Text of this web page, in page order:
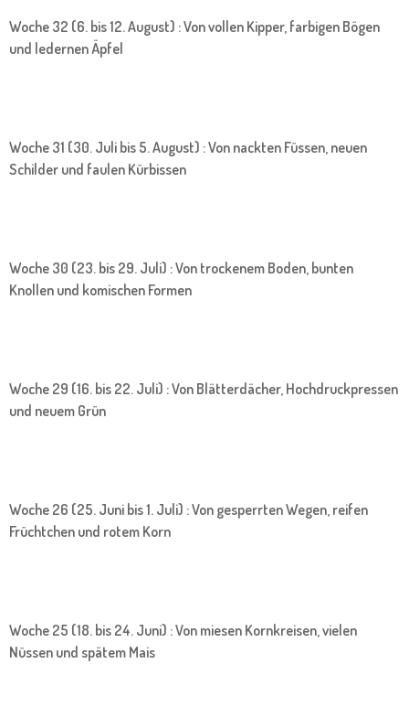
Woche 32 (6. bis 12. August) : Von vollen Kipper, farbigen Bögen
und ledernen Äpfel
Woche 31 (30. Juli bis 5. August) : Von nackten Füssen, neuen
Schilder und faulen Kürbissen
Woche 30 (23. bis 29. Juli) : Von trockenem Boden, bunten
Knollen und komischen Formen
Woche 29 (16. bis 22. Juli) : Von Blätterdächer, Hochdruckpressen
und neuem Grün
Woche 26 (25. Juni bis 1. Juli) : Von gesperrten Wegen, reifen
Früchtchen und rotem Korn
Woche 25 (18. bis 24. Juni) : Von miesen Kornkreisen, vielen
Nüssen und spätem Mais